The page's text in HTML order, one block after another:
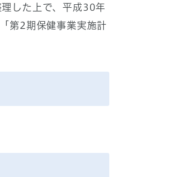
した上で、平成30年
第2期保健事業実施計